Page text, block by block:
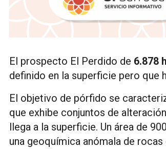
El prospecto El Perdido de 6.878
definido en la superficie pero que
El objetivo de pórfido se
que exhibe conjuntos de
llega a la superficie. Un área de
una geoquímica anómala de